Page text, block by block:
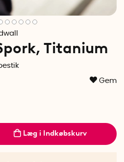
Titanium
Gem
Læg i Indkøbskurv